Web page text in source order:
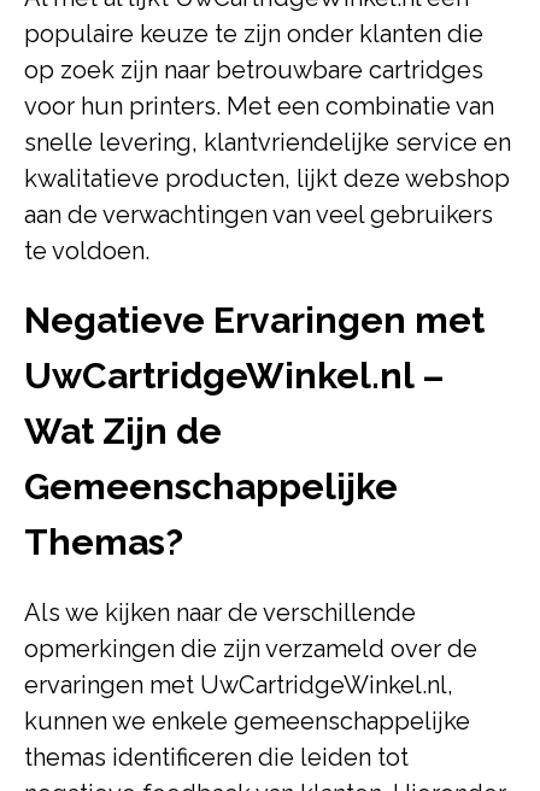
populaire keuze te zijn onder klanten die
op zoek zijn naar betrouwbare cartridges
voor hun printers. Met een combinatie van
snelle levering, klantvriendelijke service en
kwalitatieve producten, lijkt deze webshop
aan de verwachtingen van veel gebruikers
te voldoen.
Negatieve Ervaringen met
UwCartridgeWinkel.nl –
Wat Zijn de
Gemeenschappelijke
Themas?
Als we kijken naar de verschillende
opmerkingen die zijn verzameld over de
ervaringen met UwCartridgeWinkel.nl,
kunnen we enkele gemeenschappelijke
themas identificeren die leiden tot